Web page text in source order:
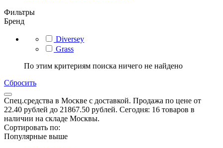
Фильтры
Бренд
Diversey
Grass
По этим критериям поиска ничего не найдено
Сбросить
Спец.средства в Москве с доставкой. Продажа по цене от
22.40 рублей до 21867.50 рублей. Сегодня: 16 товаров в
наличии на складе Москвы.
Сортировать по:
Популярные выше